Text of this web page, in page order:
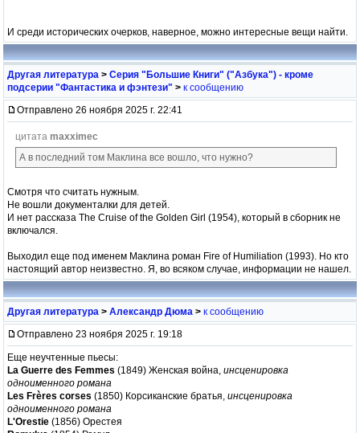
И среди исторических очерков, наверное, можно интересные вещи найти.
Другая литература > Серия "Большие Книги" ("Азбука") - кроме
подсерии "Фантастика и фэнтези" > к сообщению
Отправлено 26 ноября 2025 г. 22:41
цитата maxximec
А в последний том Маклина все вошло, что нужно?
Смотря что считать нужным.
Не вошли документалки для детей.
И нет рассказа The Cruise of the Golden Girl (1954), который в сборник не
включался.
Выходил еще под именем Маклина роман Fire of Humiliation (1993). Но кто
настоящий автор неизвестно. Я, во всяком случае, информации не нашел.
Другая литература > Александр Дюма > к сообщению
Отправлено 23 ноября 2025 г. 19:18
Еще неучтенные пьесы:
La Guerre des Femmes (1849) Женская война, инсценировка
одноименного романа
Les Frères corses (1850) Корсиканские братья, инсценировка
одноименного романа
L'Orestie (1856) Орестея